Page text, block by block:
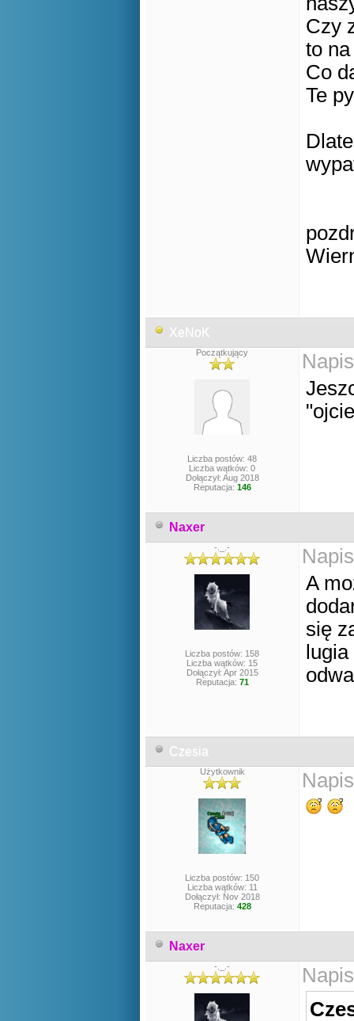
Czy
to
Co
Te
XeNoK
Początkujący
Liczba postów: 48
Liczba wątków: 0
Dołączył: Aug 2018
Reputacja: 146
Naxer
-._.-
Liczba postów: 158
Liczba wątków: 15
Dołączył: Apr 2015
Reputacja: 71
A
się
Czesia
Użytkownik
Liczba postów: 150
Liczba wątków: 11
Dołączył: Nov 2018
Reputacja: 428
Naxer
-._.-